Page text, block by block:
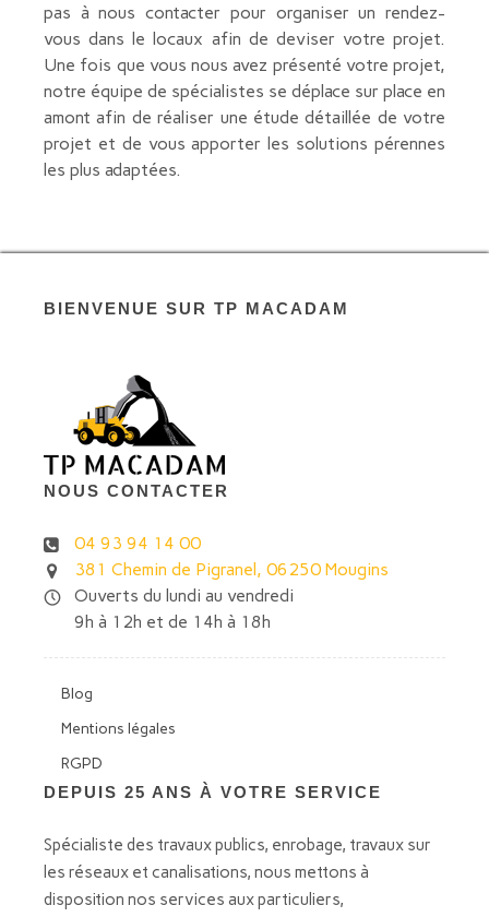
pas à nous contacter pour organiser un rendez-
vous dans le locaux afin de deviser votre projet.
Une fois que vous nous avez présenté votre projet,
notre équipe de spécialistes se déplace sur place en
amont afin de réaliser une étude détaillée de votre
projet et de vous apporter les solutions pérennes
les plus adaptées.
BIENVENUE SUR TP MACADAM
NOUS CONTACTER
04 93 94 14 00
381 Chemin de Pigranel, 06250 Mougins
Ouverts du lundi au vendredi
9h à 12h et de 14h à 18h
Blog
Mentions légales
RGPD
DEPUIS 25 ANS À VOTRE SERVICE
Spécialiste des travaux publics, enrobage, travaux sur
les réseaux et canalisations, nous mettons à
disposition nos services aux particuliers,